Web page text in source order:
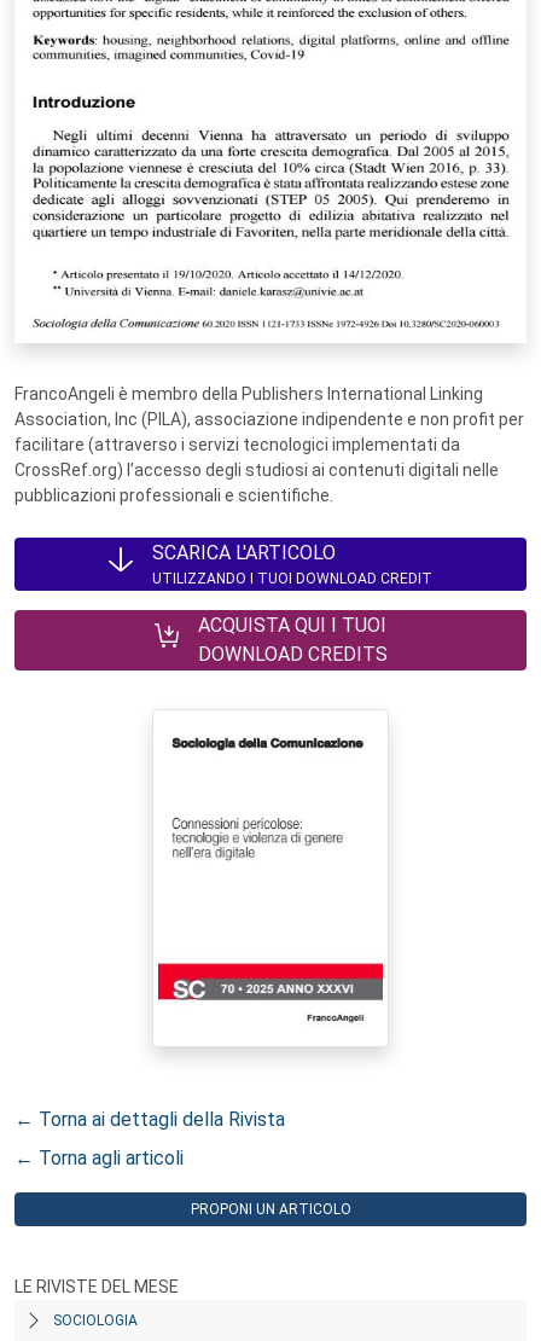
FrancoAngeli è membro della Publishers International Linking
Association, Inc (PILA), associazione indipendente e non profit per
facilitare (attraverso i servizi tecnologici implementati da
CrossRef.org) l’accesso degli studiosi ai contenuti digitali nelle
pubblicazioni professionali e scientifiche.
SCARICA L'ARTICOLO
UTILIZZANDO I TUOI DOWNLOAD CREDIT
ACQUISTA QUI I TUOI
DOWNLOAD CREDITS
← Torna ai dettagli della Rivista
← Torna agli articoli
PROPONI UN ARTICOLO
LE RIVISTE DEL MESE
SOCIOLOGIA